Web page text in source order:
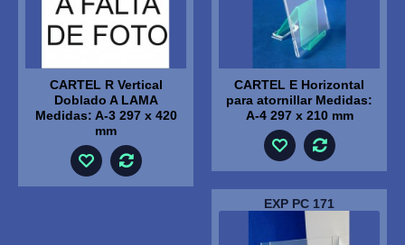
CARTEL R Vertical
Doblado A LAMA
Medidas: A-3 297 x 420
mm
CARTEL E Horizontal
para atornillar Medidas:
A-4 297 x 210 mm
EXP PC 171